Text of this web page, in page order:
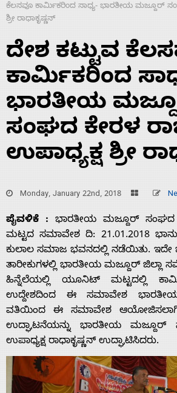
ಕೆಲಸವೂ ಕಾರ್ಮಿಕರಿಂದ ಸಾಧ್ಯ- ಭಾರತೀಯ ಮಜ್ದೂರ್
ಶ್ರೀ ರಾಧಾಕೃಷ್ಣನ್
ದೇಶ ಕಟ್ಟುವ
ಕಾರ್ಮಿಕರಿಂದ
ಭಾರತೀಯ
ಸಂಘದ ಕೇರಳ
ಉಪಾಧ್ಯಕ್ಷ ಶ್ರೀ
Monday, January 22nd, 2018
ಪೈವಳಿಕೆ : ಭಾರತೀಯ ಮಜ್ದೂರ್
ಮಟ್ಟದ ಸಮಾವೇಶ ದಿ: 21.01.2018
ಕುಲಾಲ ಸಮಾಜ ಭವನದಲ್ಲಿ ನಡೆಯಿತು. ಇದೇ
ತಾರೀಕುಗಳಲ್ಲಿ ಭಾರತೀಯ ಮಜ್ದೂರ್ ಜಿಲ್ಲಾ
ಹಿನ್ನೆಲೆಯಲ್ಲಿ ಯೂನಿಟ್ ಮಟ್ಟದಲ್ಲಿ
ಉದ್ದೇಶದಿಂದ ಈ ಸಮಾವೇಶ
ವತಿಯಿಂದ ಈ ಸಮಾವೇಶ
ಉದ್ಘಾಟನೆಯನ್ನು ಭಾರತೀಯ ಮಜ್ದೂರ್
ಉಪಾಧ್ಯಕ್ಷ ರಾಧಾಕೃಷ್ಣನ್ ಉದ್ಘಾಟಿಸಿದರು.